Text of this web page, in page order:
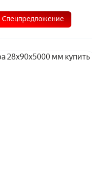
Спецпредложение